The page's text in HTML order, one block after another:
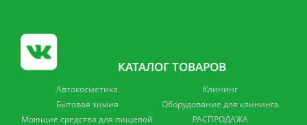
КАТАЛОГ ТОВАРОВ
Автокосметика
Бытовая химия
Моющие средства для пищевой
Клининг
Оборудование для клининга
РАСПРОДАЖА